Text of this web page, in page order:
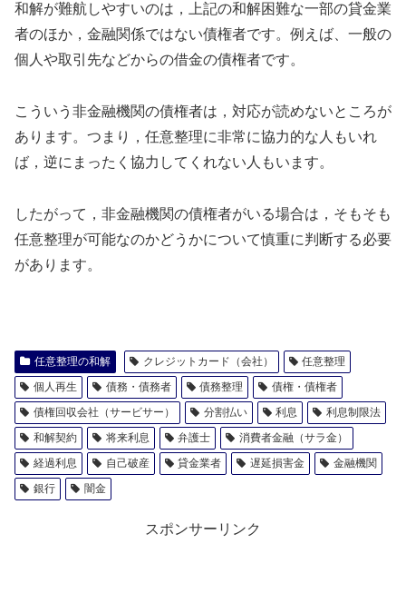
和解が難航しやすいのは，上記の和解困難な一部の貸金業
者のほか，金融関係ではない債権者です。例えば、一般の
個人や取引先などからの借金の債権者です。
こういう非金融機関の債権者は，対応が読めないところが
あります。つまり，任意整理に非常に協力的な人もいれ
ば，逆にまったく協力してくれない人もいます。
したがって，非金融機関の債権者がいる場合は，そもそも
任意整理が可能なのかどうかについて慎重に判断する必要
があります。
任意整理の和解 クレジットカード（会社）
任意整理
個人再生
債務・債務者 債務整理
債権・債権者
債権回収会社（サービサー）
分割払い 利息
利息制限法
和解契約
将来利息 弁護士
消費者金融（サラ金）
経過利息
自己破産 貸金業者 遅延損害金
金融機関
銀行
闇金
スポンサーリンク